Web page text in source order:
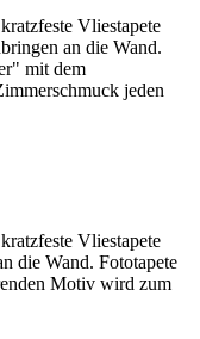
Vliestapete
an die Wand.
mit dem
jeden
Vliestapete
die Wand. Fototapete
Motiv wird zum